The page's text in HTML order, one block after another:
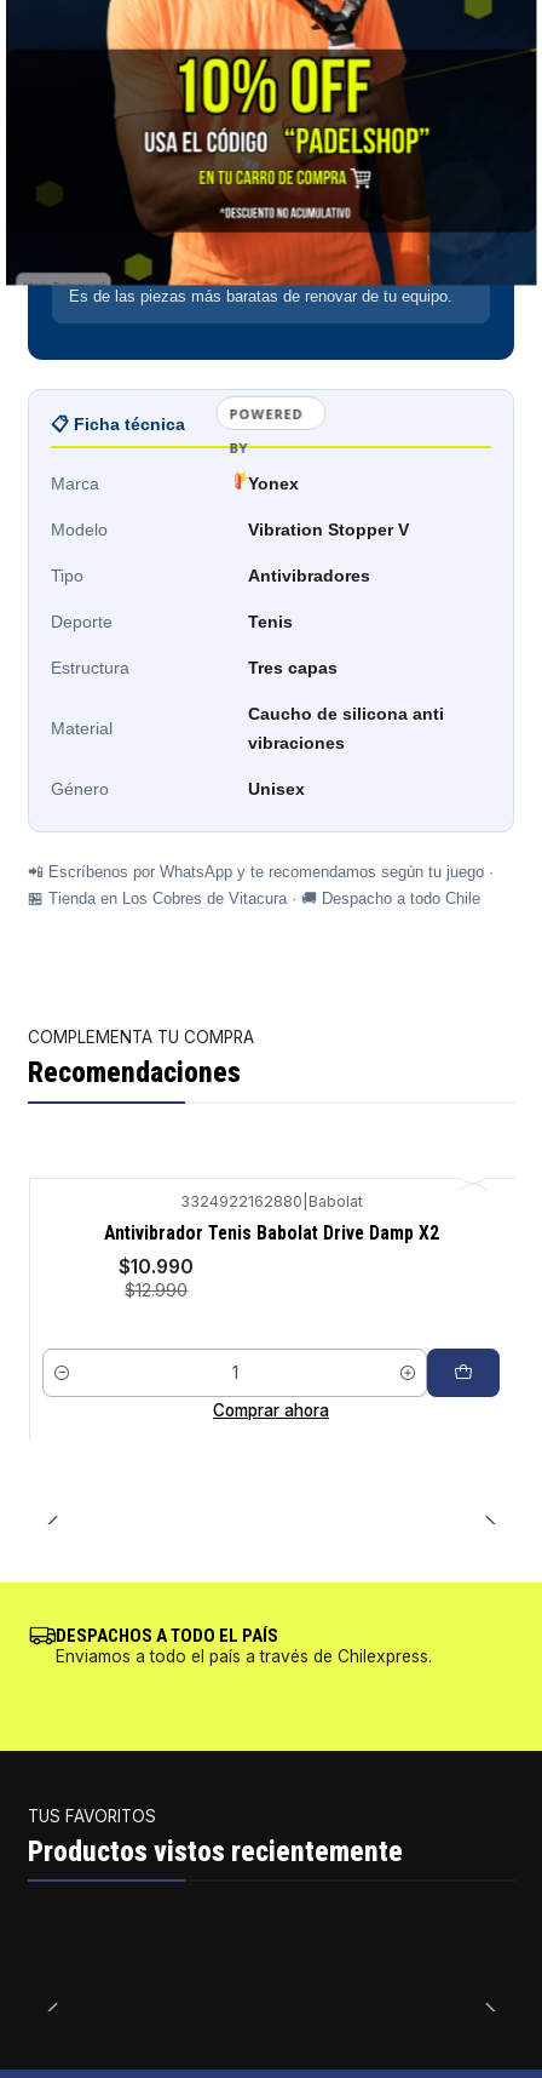
el sonido del impacto. Muchos jugadores lo notan de
inmediato.
Lo que no hace
No reduce la carga que llega al codo: eso depende del
cordaje, la tensión y la técnica, no del amortiguador.
Cuándo cambiarlo
Cuando pierde elasticidad o se sale solo entre puntos.
Es de las piezas más baratas de renovar de tu equipo.
📋 Ficha técnica
Marca Yonex
Modelo Vibration Stopper V
Tipo Antivibradores
Deporte Tenis
Estructura Tres capas
Material
Caucho de silicona anti
vibraciones
Género Unisex
📲 Escríbenos por WhatsApp y te recomendamos según tu juego ·
🏪 Tienda en Los Cobres de Vitacura · 🚚 Despacho a todo Chile
COMPLEMENTA TU COMPRA
Recomendaciones
3324922162880 Babolat
Antivibrador Tenis Babolat Drive Damp X2
$10.990
$12.990
Cantidad
Comprar ahora
DESPACHOS A TODO EL PAÍS
Enviamos a todo el país a través de Chilexpress.
TUS FAVORITOS
Productos vistos recientemente
POWERED
BY